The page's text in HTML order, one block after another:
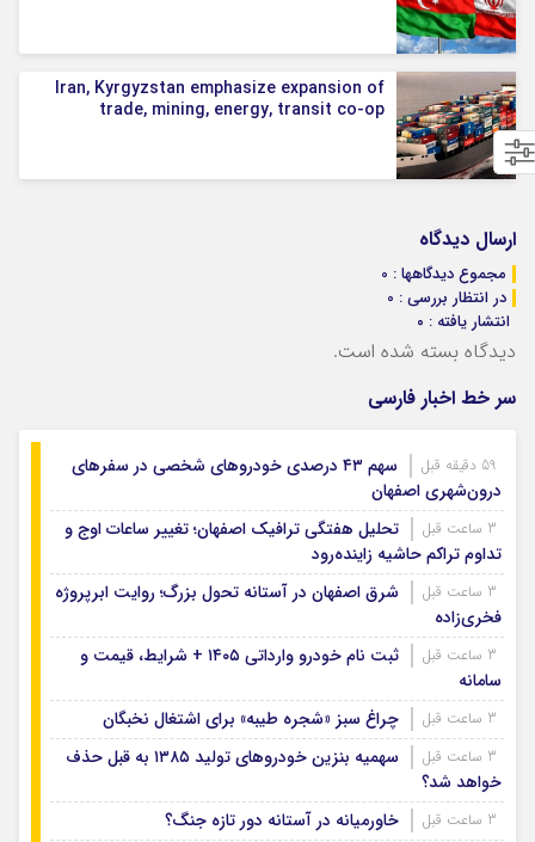
Iran, Kyrgyzstan emphasize expansion of
trade, mining, energy, transit co-op
ارسال دیدگاه
مجموع دیدگاهها : 0
در انتظار بررسی : 0
انتشار یافته : ۰
دیدگاه بسته شده است.
سر خط اخبار فارسی
سهم ۴۳ درصدی خودروهای شخصی در سفرهای
درون‌شهری اصفهان
تحلیل هفتگی ترافیک اصفهان؛ تغییر ساعات اوج و
تداوم تراکم حاشیه زاینده‌رود
شرق اصفهان در آستانه تحول بزرگ؛ روایت ابرپروژه
فخری‌زاده
ثبت نام خودرو وارداتی ۱۴۰۵ + شرایط، قیمت و
سامانه
چراغ سبز «شجره طیبه» برای اشتغال نخبگان
سهمیه بنزین خودروهای تولید ۱۳۸۵ به قبل حذف
خواهد شد؟
خاورمیانه در آستانه دور تازه جنگ؟